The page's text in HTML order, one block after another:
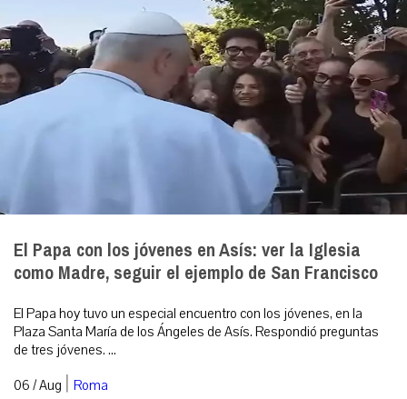
El Papa con los jóvenes en Asís: ver la Iglesia
como Madre, seguir el ejemplo de San Francisco
El Papa hoy tuvo un especial encuentro con los jóvenes, en la
Plaza Santa María de los Ángeles de Asís. Respondió preguntas
de tres jóvenes. ...
06 / Aug | Roma